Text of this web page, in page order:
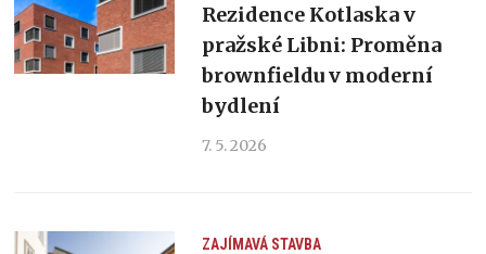
Rezidence Kotlaska v
pražské Libni: Proměna
brownfieldu v moderní
bydlení
7. 5. 2026
ZAJÍMAVÁ STAVBA